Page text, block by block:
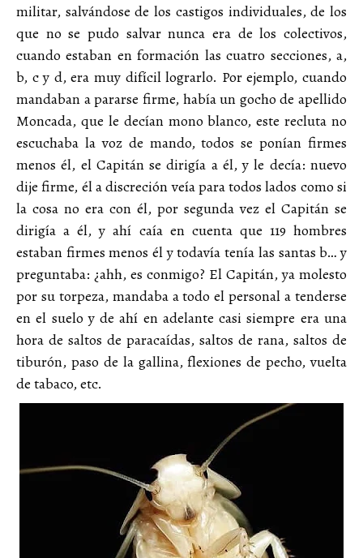
militar, salvándose de los castigos individuales, de los
que no se pudo salvar nunca era de los colectivos,
cuando estaban en formación las cuatro secciones, a,
b, c y d, era muy difícil lograrlo. Por ejemplo, cuando
mandaban a pararse firme, había un gocho de apellido
Moncada, que le decían mono blanco, este recluta no
escuchaba la voz de mando, todos se ponían firmes
menos él, el Capitán se dirigía a él, y le decía: nuevo
dije firme, él a discreción veía para todos lados como si
la cosa no era con él, por segunda vez el Capitán se
dirigía a él, y ahí caía en cuenta que 119 hombres
estaban firmes menos él y todavía tenía las santas b… y
preguntaba: ¿ahh, es conmigo? El Capitán, ya molesto
por su torpeza, mandaba a todo el personal a tenderse
en el suelo y de ahí en adelante casi siempre era una
hora de saltos de paracaídas, saltos de rana, saltos de
tiburón, paso de la gallina, flexiones de pecho, vuelta
de tabaco, etc.